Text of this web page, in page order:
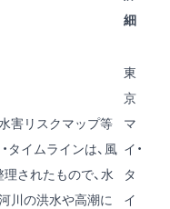
細
害リスクマップ等
タイムラインは、風
されたもので、水
川の洪水や高潮に
東
京
マ
イ・
タ
イ